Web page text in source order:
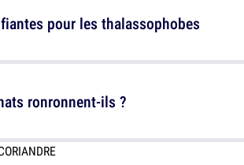
ronronnent-ils ?
pour les thalassophobes